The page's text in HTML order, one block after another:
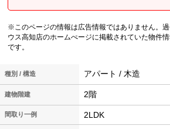
※このページの情報は広告情報ではありません。
ウス高知店のホームぺージに掲載されていた物件
です。
種別 / 構造 アパート / 木造
建物階建 2階
間取り一例 2LDK